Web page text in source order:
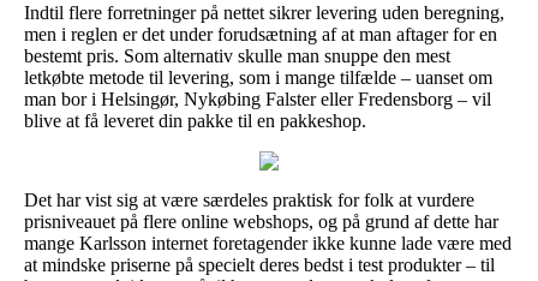
Indtil flere forretninger på nettet sikrer levering uden beregning,
men i reglen er det under forudsætning af at man aftager for en
bestemt pris. Som alternativ skulle man snuppe den mest
letkøbte metode til levering, som i mange tilfælde – uanset om
man bor i Helsingør, Nykøbing Falster eller Fredensborg – vil
blive at få leveret din pakke til en pakkeshop.
Det har vist sig at være særdeles praktisk for folk at vurdere
prisniveauet på flere online webshops, og på grund af dette har
mange Karlsson internet foretagender ikke kunne lade være med
at mindske priserne på specielt deres bedst i test produkter – til